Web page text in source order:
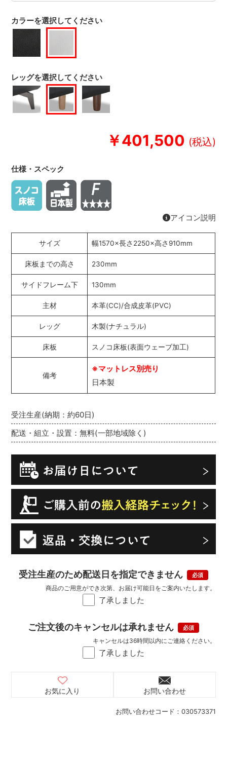
￥401,500
お問い合わせコード： 030573371
受注生産(納期：約60日)
配送・組立・設置：無料(一部地域除く)
受注生産のため配送日を指定できません
了承しました
商品のご用意ができ次第、お届け可能日をご案内いたします。
ご注文後のキャンセルは承れません
了承しました
キャンセルは36時間以内にご連絡ください。
カラーを選択してください
レッグを選択してください
お気に入り お問い合わせ
仕様・スペック
アイコン説明
サイズ 幅1570×長さ2250×高さ910mm
床板までの高さ 230mm
サイドフレーム下 130mm
主材 本革(CC)/合成皮革(PVC)
レッグ 木製(ナチュラル)
床板 スノコ床板(表面ウェーブ加工)
備考
※マットレス別売り
日本製